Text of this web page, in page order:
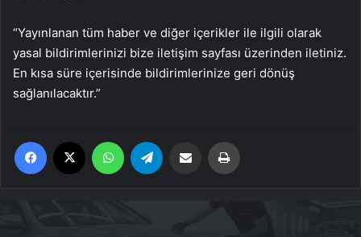
“Yayınlanan tüm haber ve diğer içerikler ile ilgili olarak
yasal bildirimlerinizi bize iletişim sayfası üzerinden iletiniz.
En kısa süre içerisinde bildirimlerinize geri dönüş
sağlanılacaktır.”
Facebook WhatsApp Email'den paylaş